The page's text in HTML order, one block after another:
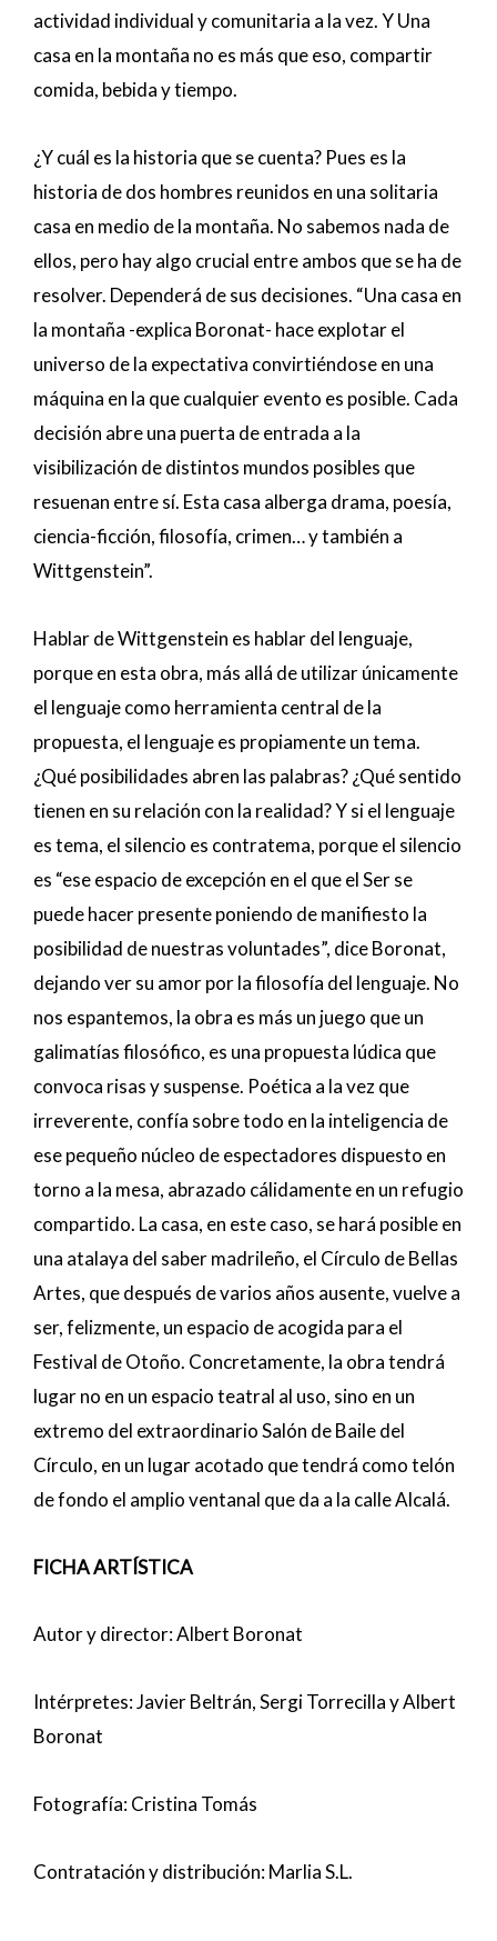
actividad individual y comunitaria a la vez. Y Una
casa en la montaña no es más que eso, compartir
comida, bebida y tiempo.
¿Y cuál es la historia que se cuenta? Pues es la
historia de dos hombres reunidos en una solitaria
casa en medio de la montaña. No sabemos nada de
ellos, pero hay algo crucial entre ambos que se ha de
resolver. Dependerá de sus decisiones. “Una casa en
la montaña -explica Boronat- hace explotar el
universo de la expectativa convirtiéndose en una
máquina en la que cualquier evento es posible. Cada
decisión abre una puerta de entrada a la
visibilización de distintos mundos posibles que
resuenan entre sí. Esta casa alberga drama, poesía,
ciencia-ficción, filosofía, crimen… y también a
Wittgenstein”.
Hablar de Wittgenstein es hablar del lenguaje,
porque en esta obra, más allá de utilizar únicamente
el lenguaje como herramienta central de la
propuesta, el lenguaje es propiamente un tema.
¿Qué posibilidades abren las palabras? ¿Qué sentido
tienen en su relación con la realidad? Y si el lenguaje
es tema, el silencio es contratema, porque el silencio
es “ese espacio de excepción en el que el Ser se
puede hacer presente poniendo de manifiesto la
posibilidad de nuestras voluntades”, dice Boronat,
dejando ver su amor por la filosofía del lenguaje. No
nos espantemos, la obra es más un juego que un
galimatías filosófico, es una propuesta lúdica que
convoca risas y suspense. Poética a la vez que
irreverente, confía sobre todo en la inteligencia de
ese pequeño núcleo de espectadores dispuesto en
torno a la mesa, abrazado cálidamente en un refugio
compartido. La casa, en este caso, se hará posible en
una atalaya del saber madrileño, el Círculo de Bellas
Artes, que después de varios años ausente, vuelve a
ser, felizmente, un espacio de acogida para el
Festival de Otoño. Concretamente, la obra tendrá
lugar no en un espacio teatral al uso, sino en un
extremo del extraordinario Salón de Baile del
Círculo, en un lugar acotado que tendrá como telón
de fondo el amplio ventanal que da a la calle Alcalá.
FICHA ARTÍSTICA
Autor y director: Albert Boronat
Intérpretes: Javier Beltrán, Sergi Torrecilla y Albert
Boronat
Fotografía: Cristina Tomás
Contratación y distribución: Marlia S.L.